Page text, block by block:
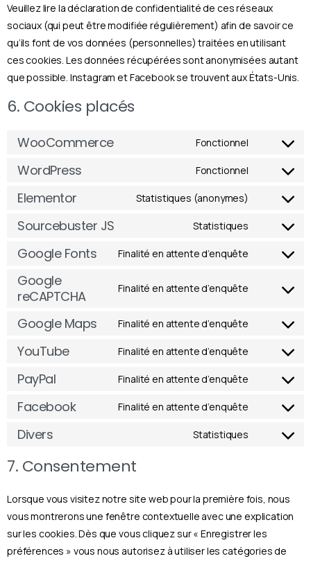
Veuillez lire la déclaration de confidentialité de ces réseaux
sociaux (qui peut être modifiée régulièrement) afin de savoir ce
qu’ils font de vos données (personnelles) traitées en utilisant
ces cookies. Les données récupérées sont anonymisées autant
que possible. Instagram et Facebook se trouvent aux États-Unis.
6. Cookies placés
WooCommerce Fonctionnel
WordPress Fonctionnel
Elementor Statistiques (anonymes)
Sourcebuster JS Statistiques
Google Fonts Finalité en attente d’enquête
Google
reCAPTCHA
Finalité en attente d’enquête
Google Maps Finalité en attente d’enquête
YouTube Finalité en attente d’enquête
PayPal Finalité en attente d’enquête
Facebook Finalité en attente d’enquête
Divers Statistiques
7. Consentement
Lorsque vous visitez notre site web pour la première fois, nous
vous montrerons une fenêtre contextuelle avec une explication
sur les cookies. Dès que vous cliquez sur « Enregistrer les
préférences » vous nous autorisez à utiliser les catégories de